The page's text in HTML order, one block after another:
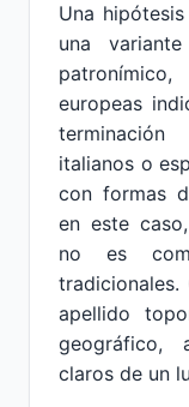
Una
una
europeas
italianos o
con formas
en este
no es
apellido
geográfico,
claros de un